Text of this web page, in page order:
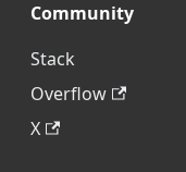
Community
Stack
Overflow
X